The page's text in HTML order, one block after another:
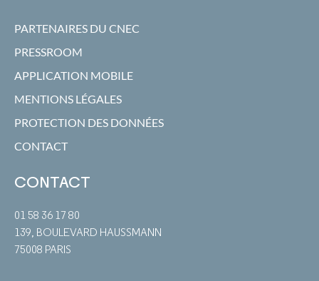
PARTENAIRES DU CNEC
PRESSROOM
APPLICATION MOBILE
MENTIONS LÉGALES
PROTECTION DES DONNÉES
CONTACT
CONTACT
01 58 36 17 80
139, BOULEVARD HAUSSMANN
75008 PARIS